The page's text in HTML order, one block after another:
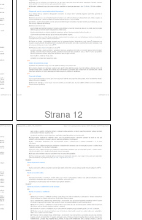
Strana 12